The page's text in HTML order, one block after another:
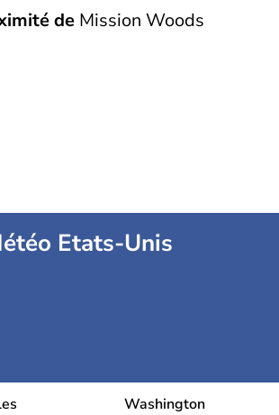
de Mission Woods
Etats-Unis
Washington